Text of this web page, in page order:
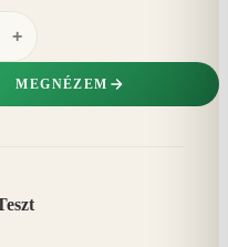
+
MEGNÉZEM